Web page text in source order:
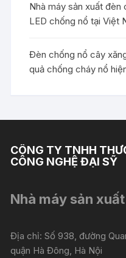
Nhà máy sản xuất
LED chống nổ tại Việt
Đèn chống nổ cây
quả chống cháy nổ
CÔNG TY TNHH
CÔNG NGHỆ ĐẠI SỸ
Nhà máy sản
Địa chỉ: Số 938, đường
quận Hà Đông, Hà Nội